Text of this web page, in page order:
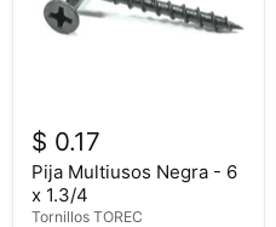
$ 0.17
Pija Multiusos Negra - 6
x 1.3/4
Tornillos TOREC